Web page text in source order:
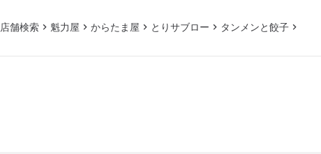
店舗検索 魁力屋 からたま屋 とりサブロー タンメンと餃子